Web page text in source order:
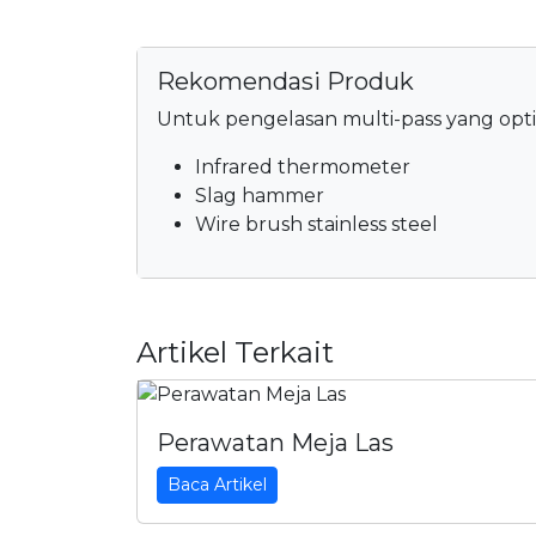
Rekomendasi Produk
Untuk pengelasan multi-pass yang
Infrared thermometer
Slag hammer
Wire brush stainless steel
Artikel Terkait
Perawatan Meja Las
Baca Artikel